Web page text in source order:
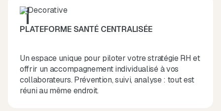
1
PLATEFORME SANTÉ CENTRALISÉE
Un espace unique pour piloter votre stratégie RH et
offrir un accompagnement individualisé à vos
collaborateurs. Prévention, suivi, analyse : tout est
réuni au même endroit.